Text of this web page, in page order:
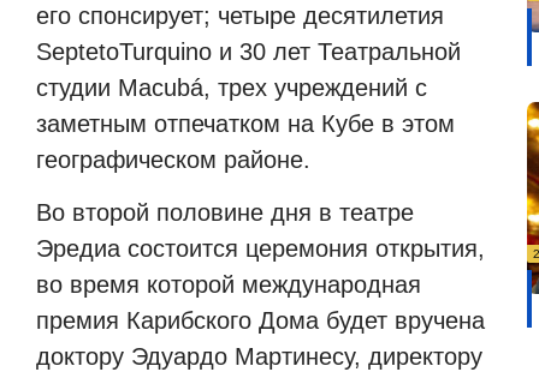
его спонсирует; четыре десятилетия
SeptetoTurquino и 30 лет Театральной
студии Macubá, трех учреждений с
заметным отпечатком на Кубе в этом
географическом районе.
Во второй половине дня в театре
Эредиа состоится церемония открытия,
во время которой международная
премия Карибского Дома будет вручена
доктору Эдуардо Мартинесу, директору